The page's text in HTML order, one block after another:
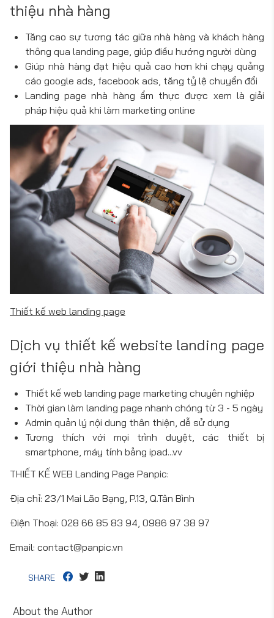
thiệu nhà hàng
Tăng cao sự tương tác giữa nhà hàng và khách hàng
thông qua landing page, giúp điều hướng người dùng
Giúp nhà hàng đạt hiệu quả cao hơn khi chạy quảng
cáo google ads, facebook ads, tăng tỷ lệ chuyển đổi
Landing page nhà hàng ẩm thực được xem là giải
pháp hiệu quả khi làm marketing online
Thiết kế web landing page
Dịch vụ thiết kế website landing page
giới thiệu nhà hàng
Thiết kế web landing page marketing chuyên nghiệp
Thời gian làm landing page nhanh chóng từ 3 - 5 ngày
Admin quản lý nội dung thân thiện, dễ sử dụng
Tương thích với mọi trình duyệt, các thiết bị
smartphone, máy tính bảng ipad...vv
THIẾT KẾ WEB Landing Page Panpic:
Địa chỉ: 23/1 Mai Lão Bạng, P.13, Q.Tân Bình
Điện Thoại: 028 66 85 83 94, 0986 97 38 97
Email: contact@panpic.vn
SHARE
About the Author